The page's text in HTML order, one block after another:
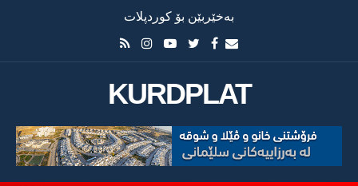
بەخێربێن بۆ کوردپلات
KURDPLAT